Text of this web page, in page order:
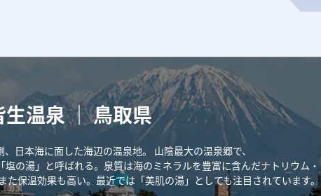
生温泉 ｜ 鳥取県
日本海に面した海辺の温泉地。
山陰最大の温泉郷で、
の湯」と呼ばれる。泉質は海のミネラルを豊富に含んだナトリウム・
た保温効果も高い。最近では「美肌の湯」としても注目されています。